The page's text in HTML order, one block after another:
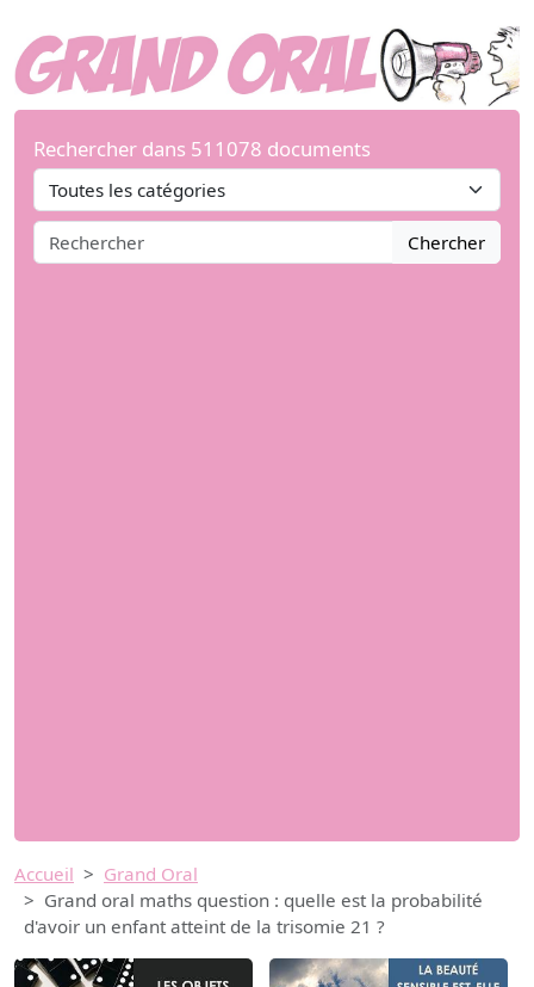
Rechercher dans 511078 documents
Chercher
Accueil
Grand Oral
Grand oral maths question : quelle est la probabilité
d'avoir un enfant atteint de la trisomie 21 ?